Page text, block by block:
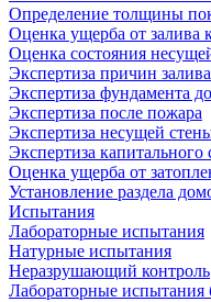
Определение толщины
Оценка ущерба от залива
Оценка состояния
Экспертиза причин
Экспертиза фундамента
Экспертиза после пожара
Экспертиза несущей
Экспертиза капитального
Оценка ущерба от
Установление раздела
Испытания
Лабораторные испытания
Натурные испытания
Неразрушающий контроль
Лабораторные испытания